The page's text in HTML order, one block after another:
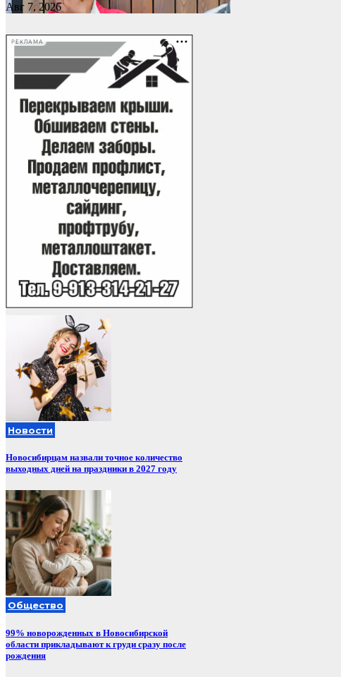
Авг 7, 2026
РЕКЛАМА
Новости
Новосибирцам назвали точное количество
выходных дней на праздники в 2027 году
Общество
99% новорожденных в Новосибирской
области прикладывают к груди сразу после
рождения